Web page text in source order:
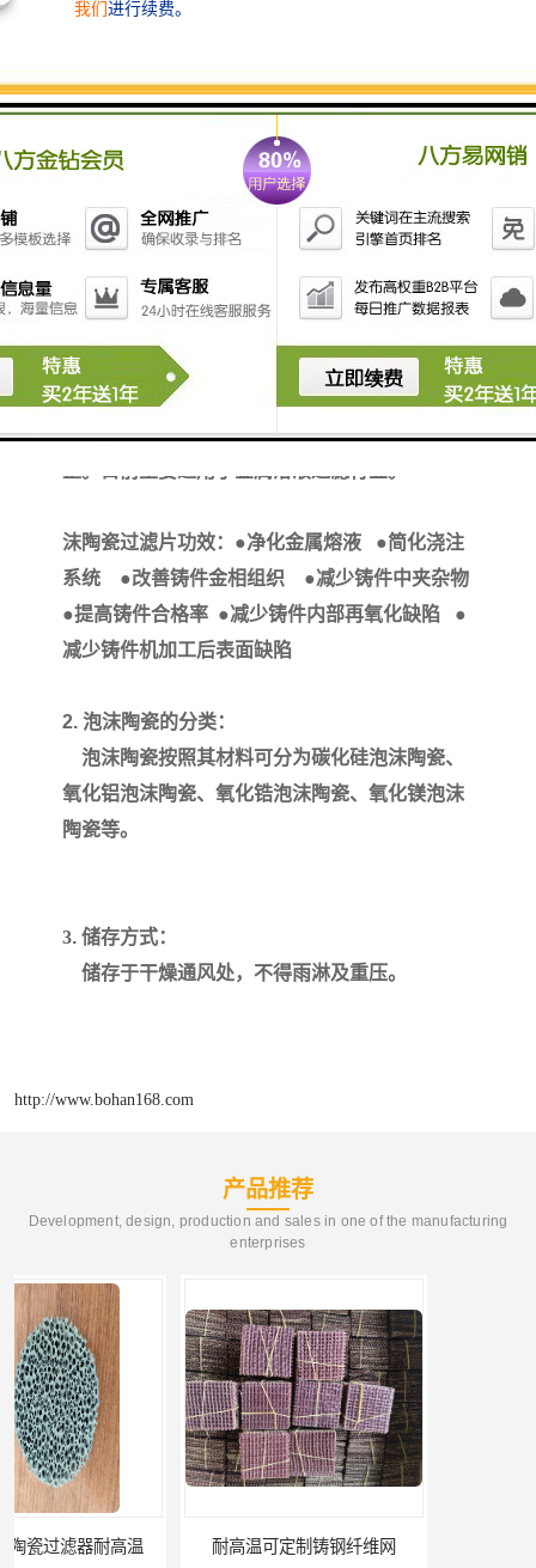
用途 过滤
网孔宽
泡沫陶瓷过滤片 CERAMIC FOAM FILTER
陶瓷是一种气孔达
，体积密度小的陶瓷过滤
片。它的三维连通的曲孔网状骨架结构和高的孔
隙率使其具有密度小、气孔比表面积大、流通阻
力小、过滤效果好，同时化学稳定性高，无 毒等
优点。对形状、尺寸、渗透性等可根据需求易调
沫陶瓷过滤片功效： ●净化金属熔液 ●简化浇注
系统 ●改善铸件金相组织 ●减少铸件中夹杂物
●提高铸件合格率 ●减少铸件内部再氧化缺陷 ●
减少铸件机加工后表面缺陷
2. 泡沫陶瓷的分类：
泡沫陶瓷按照其材料可分为碳化硅泡沫陶瓷、
氧化铝泡沫陶瓷、氧化锆泡沫陶瓷、氧化镁泡沫
陶瓷等。
3. 储存方式：
储存于干燥通风处，不得雨淋及重压。
http://www.bohan168.com
产品推荐
Development, design, production and sales in one of the manufacturing
enterprises
耐高温可定制铸钢纤维网